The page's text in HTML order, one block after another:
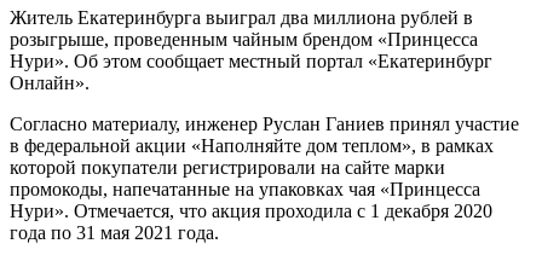
Житель Екатеринбурга выиграл два миллиона рублей в
розыгрыше, проведенным чайным брендом «Принцесса
Нури». Об этом сообщает местный портал «Екатеринбург
Онлайн».
Согласно материалу, инженер Руслан Ганиев принял участие
в федеральной акции «Наполняйте дом теплом», в рамках
которой покупатели регистрировали на сайте марки
промокоды, напечатанные на упаковках чая «Принцесса
Нури». Отмечается, что акция проходила с 1 декабря 2020
года по 31 мая 2021 года.